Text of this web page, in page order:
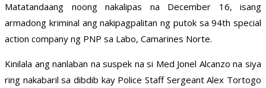
Matatandaang noong nakalipas na December 16, isang
armadong kriminal ang nakipagpalitan ng putok sa 94th special
action company ng PNP sa Labo, Camarines Norte.
Kinilala ang nanlaban na suspek na si Med Jonel Alcanzo na siya
ring nakabaril sa dibdib kay Police Staff Sergeant Alex Tortogo